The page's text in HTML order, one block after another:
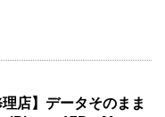
理店】データそのまま